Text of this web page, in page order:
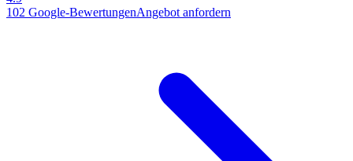
102 Google-BewertungenAngebot anfordern